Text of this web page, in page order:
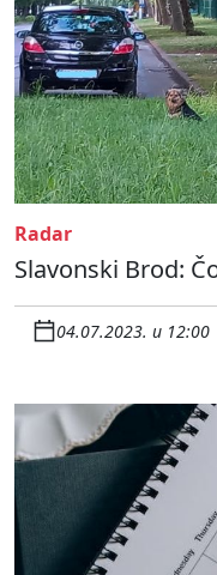
Radar
Slavonski Brod:
04.07.2023. u 12:00